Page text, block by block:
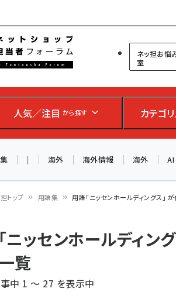
ネットショップ担当者フ
ネッ担お悩
室
人気／注目 から探す カテゴ
| 海外 海外情報 海外 AI
トップ 用語集 用語「ニッセンホールディングス」
ニッセンホールディン
覧
中 1 ～ 27 を表示中
AIが買
アルペ